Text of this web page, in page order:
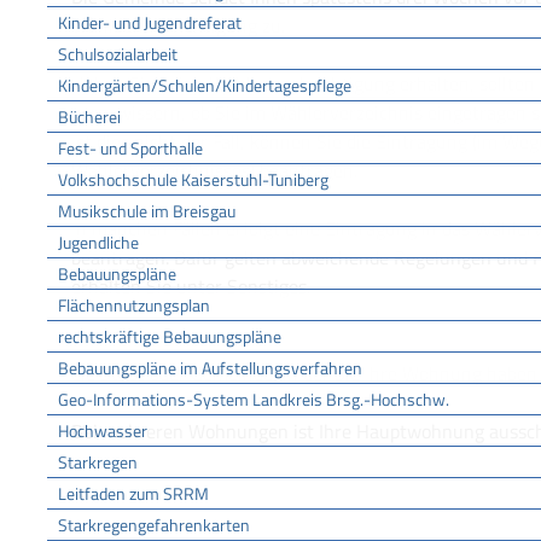
Kinder- und Jugendreferat
Schulsozialarbeit
Kindergärten/Schulen/Kindertagespflege
Bücherei
Fest- und Sporthalle
Volkshochschule Kaiserstuhl-Tuniberg
Musikschule im Breisgau
Jugendliche
Bebauungspläne
Flächennutzungsplan
rechtskräftige Bebauungspläne
Bebauungspläne im Aufstellungsverfahren
Geo-Informations-System Landkreis Brsg.-Hochschw.
Hochwasser
Starkregen
Leitfaden zum SRRM
Starkregengefahrenkarten
Wahlbenachrichtigung zu.
Haben Sie keine Wahlbenachrichtigung erhalten, sollten
vergewissern, ob Sie im Wählerverzeichnis eingetragen
Ist dies nicht der Fall, können Sie die Eintragung (im
Wählerverzeichnisses) beantragen.
In manchen Fällen erfolgt eine Eintragung in das
beantragen.Dafür gelten abweichende Regelungen und
erhalten Sie unter Sonstiges.
ZUSTÄNDIGE STELLE
die Stadt oder Gemeinde, in der Sie Ihre Wohnung haben
Bei mehreren Wohnungen ist Ihre Hauptwohnung
Gemeinde Bötzingen
LEISTUNGSDETAILS